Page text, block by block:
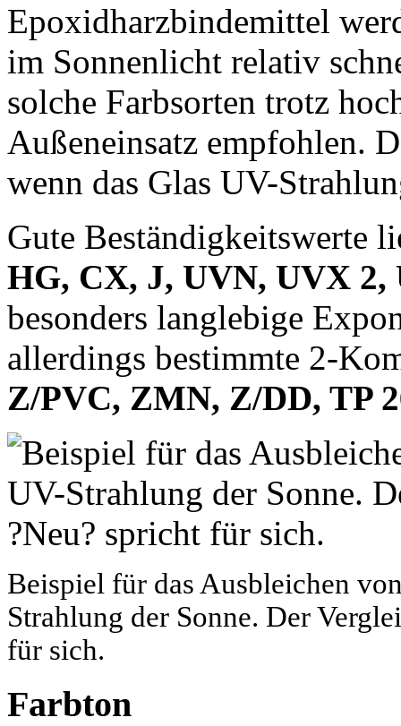
Epoxidharzbindemittel
im Sonnenlicht relativ
solche Farbsorten trotz
Außeneinsatz empfohlen.
wenn das Glas UV-
Gute Beständigkeitswerte
HG, CX, J, UVN, UVX 2,
besonders langlebige
allerdings bestimmte 2-
Z/PVC, ZMN, Z/DD, TP
Beispiel für das Ausbleichen
Strahlung der Sonne. Der
für sich.
Farbton